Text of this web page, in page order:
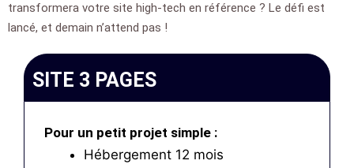
transformera votre site high-tech en référence ? Le défi est
lancé, et demain n’attend pas !
SITE 3 PAGES
Pour un petit projet simple :
Hébergement 12 mois